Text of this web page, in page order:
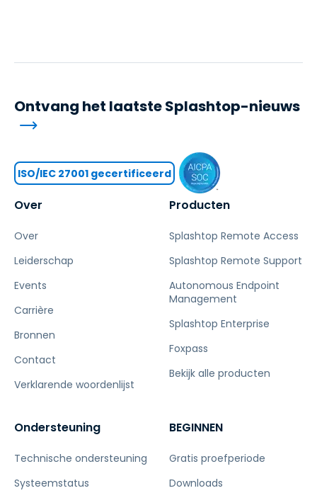
Over
Over
Leiderschap
Events
Carrière
Bronnen
Contact
Verklarende woordenlijst
Producten
Splashtop Remote Access
Splashtop Remote Support
Autonomous Endpoint
Management
Splashtop Enterprise
Foxpass
Bekijk alle producten
Ondersteuning
Technische ondersteuning
Systeemstatus
BEGINNEN
Gratis proefperiode
Downloads
Ontvang het laatste Splashtop-nieuws
ISO/IEC 27001 gecertificeerd